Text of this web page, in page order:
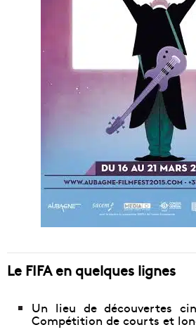
Le FIFA en quelques lignes
Un lieu de découvertes
Compétition de courts et